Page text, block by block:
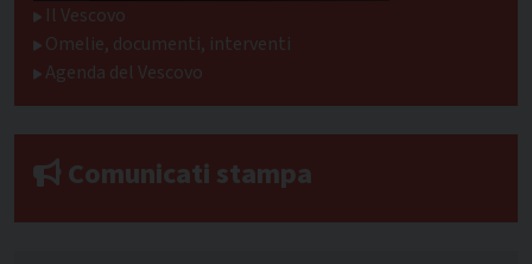
Il Vescovo
Omelie, documenti, interventi
Agenda del Vescovo
Comunicati stampa